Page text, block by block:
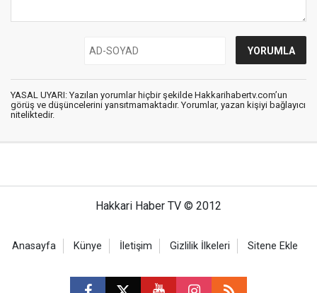
YASAL UYARI: Yazılan yorumlar hiçbir şekilde Hakkarihabertv.com’un
görüş ve düşüncelerini yansıtmamaktadır. Yorumlar, yazan kişiyi bağlayıcı
niteliktedir.
Hakkari Haber TV © 2012
Anasayfa Künye İletişim Gizlilik İlkeleri Sitene Ekle